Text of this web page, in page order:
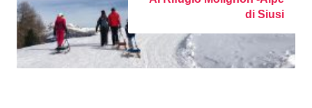
di Siusi